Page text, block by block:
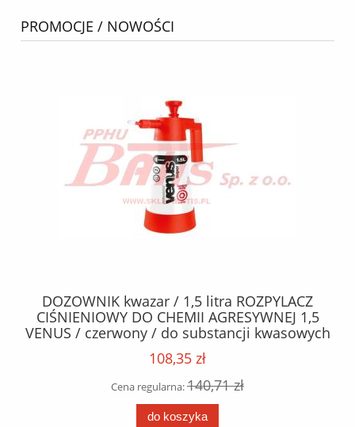
PROMOCJE / NOWOŚCI
DOZOWNIK kwazar / 1,5 litra ROZPYLACZ
CIŚNIENIOWY DO CHEMII AGRESYWNEJ 1,5
VENUS / czerwony / do substancji kwasowych
/
108,35 zł
Cena regularna:140,71 zł
do koszyka